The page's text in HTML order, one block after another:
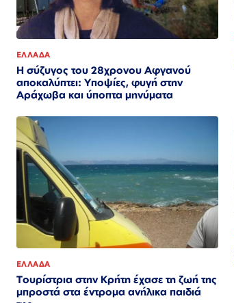
ΕΛΛΑΔΑ
Η σύζυγος του 28χρονου Αφγανού
αποκαλύπτει: Υποψίες, φυγή στην
Αράχωβα και ύποπτα μηνύματα
ΕΛΛΑΔΑ
Τουρίστρια στην Κρήτη έχασε τη ζωή της
μπροστά στα έντρομα ανήλικα παιδιά